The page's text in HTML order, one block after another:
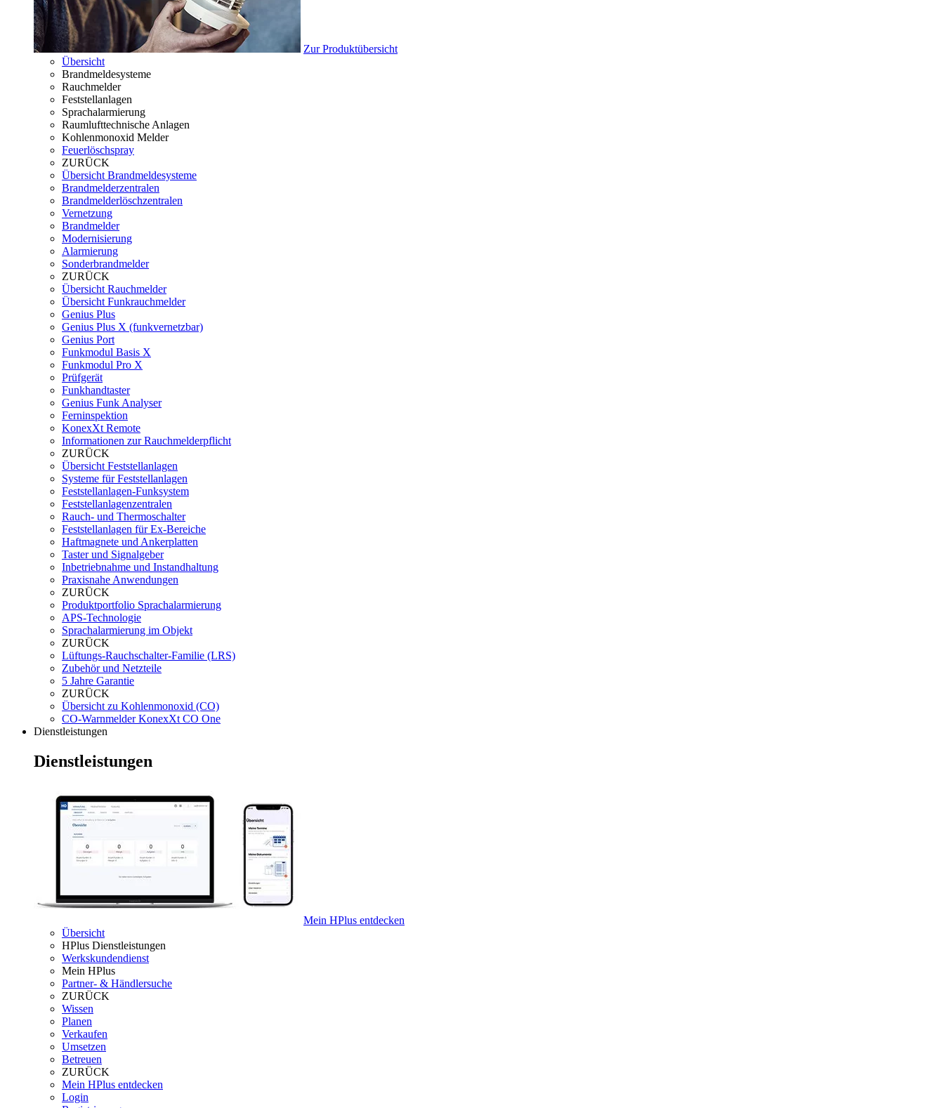
Zur Produktübersicht
Übersicht
Brandmeldesysteme
Rauchmelder
Feststellanlagen
Sprachalarmierung
Raumlufttechnische Anlagen
Kohlenmonoxid Melder
Feuerlöschspray
ZURÜCK
Übersicht Brandmeldesysteme
Brandmelderzentralen
Brandmelderlöschzentralen
Vernetzung
Brandmelder
Modernisierung
Alarmierung
Sonderbrandmelder
ZURÜCK
Übersicht Rauchmelder
Übersicht Funkrauchmelder
Genius Plus
Genius Plus X (funkvernetzbar)
Genius Port
Funkmodul Basis X
Funkmodul Pro X
Prüfgerät
Funkhandtaster
Genius Funk Analyser
Ferninspektion
KonexXt Remote
Informationen zur Rauchmelderpflicht
ZURÜCK
Übersicht Feststellanlagen
Systeme für Feststellanlagen
Feststellanlagen-Funksystem
Feststellanlagenzentralen
Rauch- und Thermoschalter
Feststellanlagen für Ex-Bereiche
Haftmagnete und Ankerplatten
Taster und Signalgeber
Inbetriebnahme und Instandhaltung
Praxisnahe Anwendungen
ZURÜCK
Produktportfolio Sprachalarmierung
APS-Technologie
Sprachalarmierung im Objekt
ZURÜCK
Lüftungs-Rauchschalter-Familie (LRS)
Zubehör und Netzteile
5 Jahre Garantie
ZURÜCK
Übersicht zu Kohlenmonoxid (CO)
CO-Warnmelder KonexXt CO One
Dienstleistungen
Dienstleistungen
Mein HPlus entdecken
Übersicht
HPlus Dienstleistungen
Werkskundendienst
Mein HPlus
Partner- & Händlersuche
ZURÜCK
Wissen
Planen
Verkaufen
Umsetzen
Betreuen
ZURÜCK
Mein HPlus entdecken
Login